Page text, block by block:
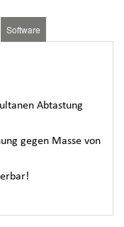
Software
Abtastung
gegen Masse von